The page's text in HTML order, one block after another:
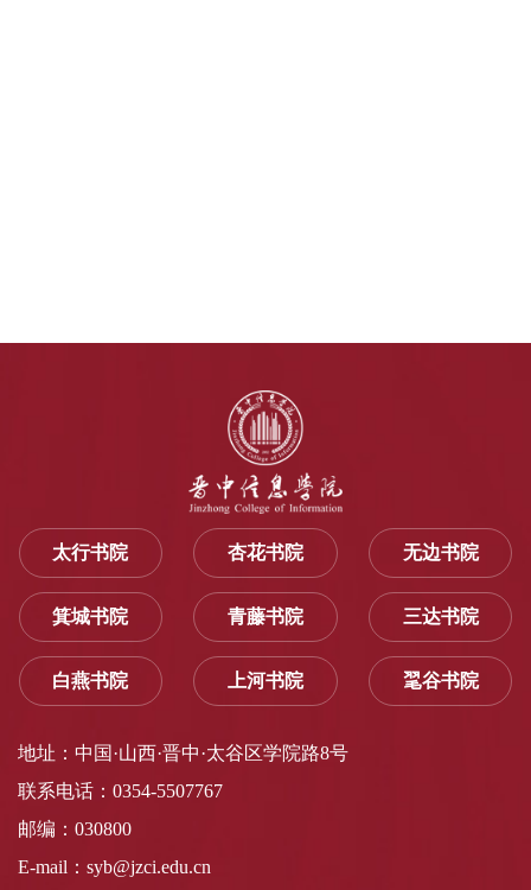
太行书院 杏花书院 无边书院
箕城书院 青藤书院 三达书院
白燕书院 上河书院 毣谷书院
地址：中国·山西·晋中·太谷区学院路8号
联系电话：0354-5507767
邮编：030800
E-mail：syb@jzci.edu.cn